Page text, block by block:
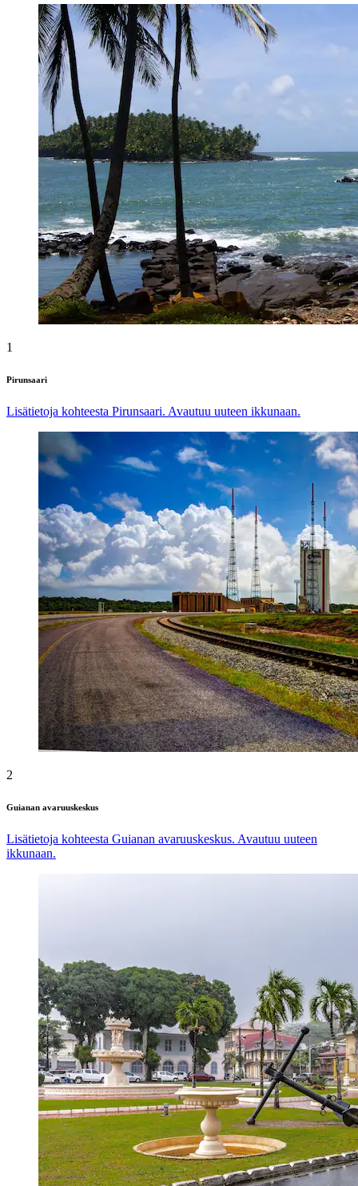
1
Pirunsaari
Lisätietoja kohteesta Pirunsaari. Avautuu uuteen ikkunaan.
2
Guianan avaruuskeskus
Lisätietoja kohteesta Guianan avaruuskeskus. Avautuu uuteen
ikkunaan.